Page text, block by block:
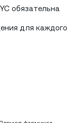
обязательна
для каждого